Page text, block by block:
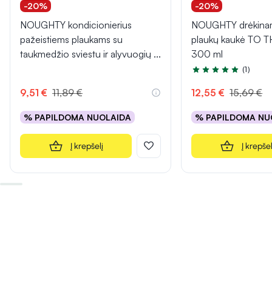
-20%
NOUGHTY kondicionierius
pažeistiems plaukams su
taukmedžio sviestu ir alyvuogių ...
9,51 € 11,89 €
% PAPILDOMA NUOLAIDA
Į krepšelį
-20%
NOUGHTY
plaukų kaukė TO
300 ml
Įvertinimas 5.0 iš 5
(1)
12,55 € 15,69 €
% PAPILDOMA
Į